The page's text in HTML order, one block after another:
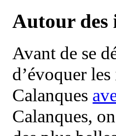
Autour des
Avant de se
d’évoquer
Calanques
Calanques,